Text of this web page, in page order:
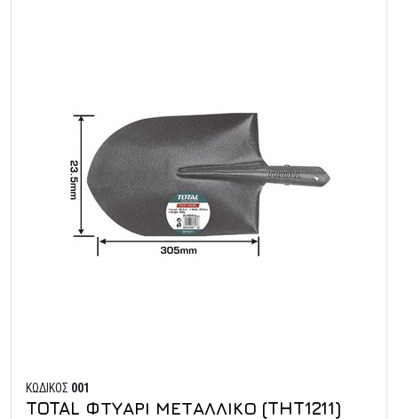
ΚΩΔΙΚΟΣ 001
TOTAL ΦΤΥΑΡΙ ΜΕΤΑΛΛΙΚΟ (THT1211)